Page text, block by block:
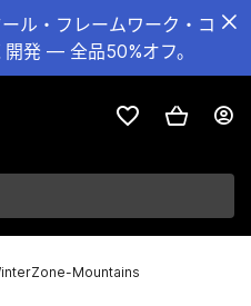
ル・フレームワーク・コ
発 — 全品50%オフ。
Mountains